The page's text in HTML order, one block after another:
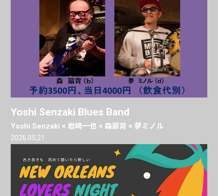
Yoshi Senzaki Blues Band
Yoshi Senzaki × 岩崎一也 × 森扇背 × 夢ミノル
2026.05.21